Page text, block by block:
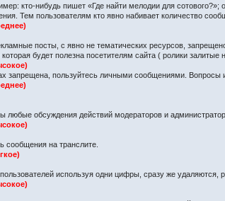
кто-нибудь пишет «Где найти мелодии для
Тем пользователям кто явно набивает количество
посты, с явно не тематических ресурсов,
будет полезна посетителям сайта ( ролики
запрещена, пользуйтесь личными сообщениями. Вопросы
любые обсуждения действий модераторов и
сообщения на транслите.
используя одни цифры, сразу же